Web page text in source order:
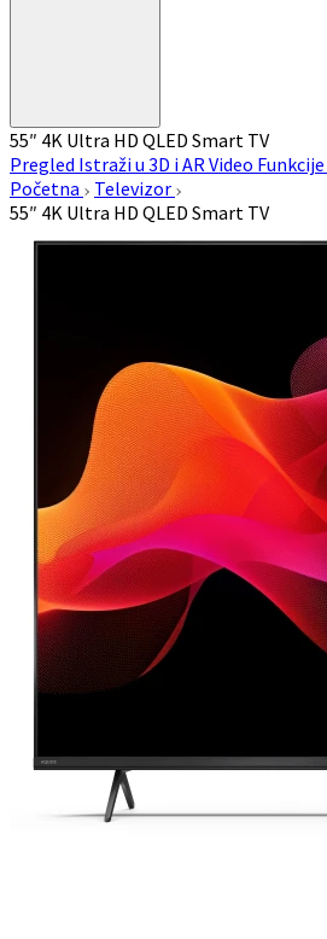
55″ 4K Ultra HD QLED Smart TV
Pregled Istraži u 3D i ARVideo Funkcije
Početna
Televizor
55″ 4K Ultra HD QLED Smart TV